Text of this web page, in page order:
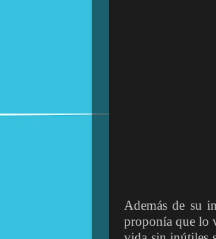
Además de su
proponía que lo